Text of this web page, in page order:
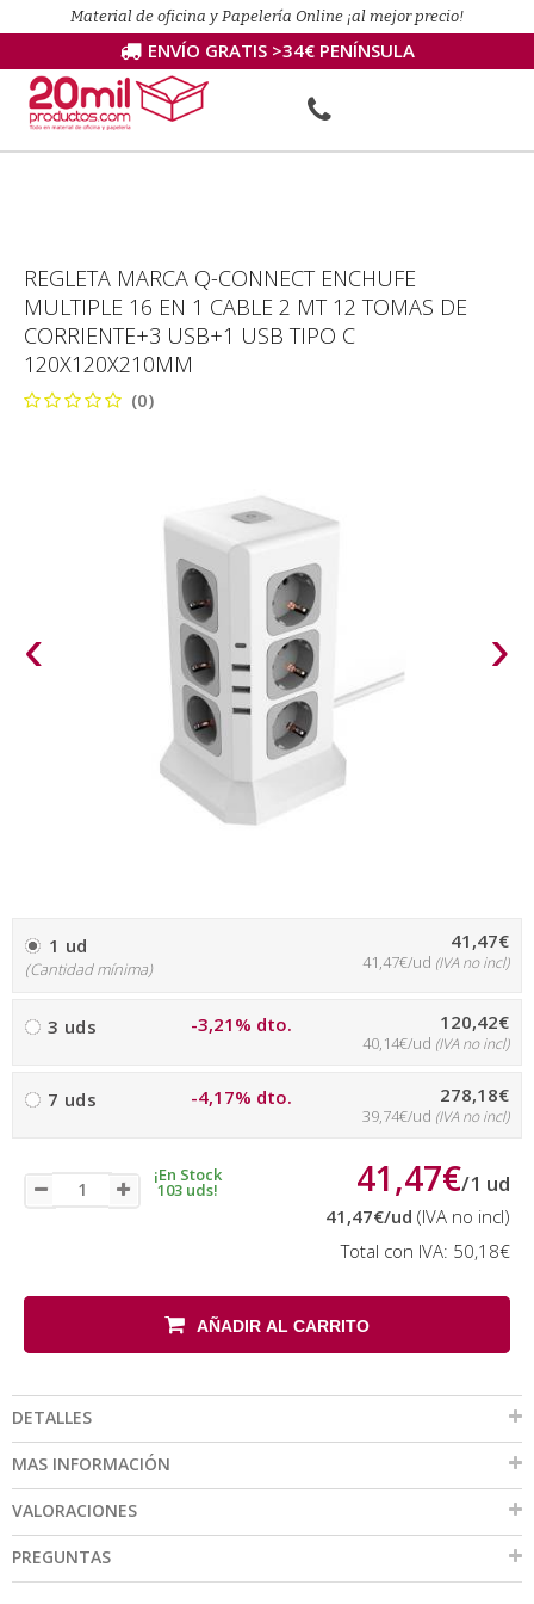
Material de oficina y Papelería Online ¡al mejor precio!
ENVÍO GRATIS >34€ PENÍNSULA
REGLETA MARCA Q-CONNECT ENCHUFE
MULTIPLE 16 EN 1 CABLE 2 MT 12 TOMAS DE
CORRIENTE+3 USB+1 USB TIPO C
120X120X210MM
(0)
‹ ›
1 ud
(Cantidad mínima)
41,47€
41,47€/ud (IVA no incl)
3 uds -3,21% dto. 120,42€
40,14€/ud (IVA no incl)
7 uds -4,17% dto. 278,18€
39,74€/ud (IVA no incl)
¡En Stock
103 uds! 41,47€/1 ud
41,47€/ud (IVA no incl)
Total con IVA: 50,18€
AÑADIR AL CARRITO
DETALLES
MAS INFORMACIÓN
VALORACIONES
PREGUNTAS